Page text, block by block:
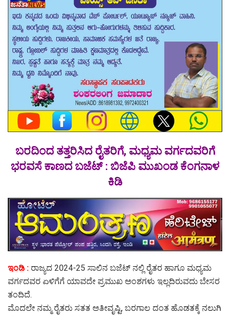
ಬರದಿಂದ ತತ್ತರಿಸಿದ ರೈತರಿಗೆ, ಮಧ್ಯಮ ವರ್ಗದವರಿಗೆ
ಭರವಸೆ ಕಾಣದ ಬಜೆಟ್ : ಬಿಜೆಪಿ ಮುಖಂಡ ಕೆಂಗನಾಳ
ಕಿಡಿ
ಇಂಡಿ : ರಾಜ್ಯದ 2024-25 ಸಾಲಿನ ಬಜೆಟ್ ನಲ್ಲಿ ರೈತರ ಹಾಗೂ ಮಧ್ಯಮ
ವರ್ಗದವರ ಏಳಿಗೆಗೆ ಯಾವದೇ ಪ್ರಮುಖ ಅಂಶಗಳು ಇಲ್ಲದಿರುವದು ಬೇಸರ
ತಂದಿದೆ.
ಮೊದಲೇ ನಮ್ಮ ರೈತರು ಸತತ ಅತೀವೃಷ್ಟಿ, ಬರಗಾಲ ದಂತ ಹೊಡತಕ್ಕೆ ನಲುಗಿ